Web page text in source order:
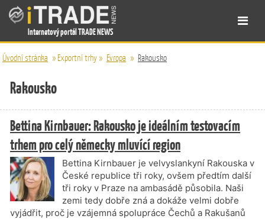
Internetový portál TRADE NEWS
Úvodní stránka » Exportní trhy» Evropa » Rakousko
Rakousko
Bettina Kirnbauer: Rakousko je ideálním testovacím
trhem pro celý německy mluvící region
Bettina Kirnbauer je velvyslankyní Rakouska v
České republice tři roky, ovšem předtím další
tři roky v Praze na ambasádě působila. Naši
zemi tedy dobře zná a dokáže velmi dobře
vyjádřit, proč je vzájemná spolupráce Čechů a Rakušanů